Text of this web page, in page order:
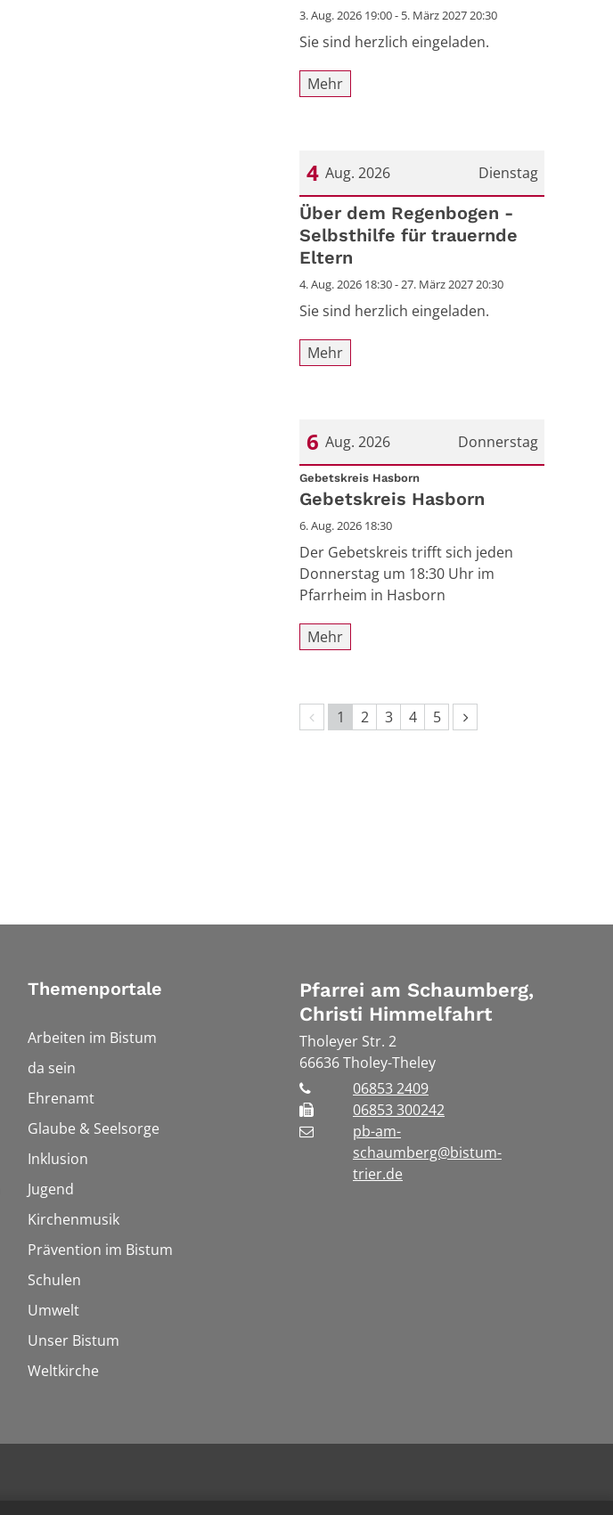
3. Aug. 2026 19:00 - 5. März 2027 20:30
Sie sind herzlich eingeladen.
Mehr
Dienstag
4 Aug. 2026
Datum: 4. August 2026
Über dem Regenbogen -
Selbsthilfe für trauernde
Eltern
4. Aug. 2026 18:30 - 27. März 2027 20:30
Sie sind herzlich eingeladen.
Mehr
Donnerstag
6 Aug. 2026
Datum: 6. August 2026
Gebetskreis Hasborn:
Gebetskreis Hasborn
6. Aug. 2026 18:30
Der Gebetskreis trifft sich jeden
Donnerstag um 18:30 Uhr im
Pfarrheim in Hasborn
Mehr
Vorherige Seite
1 2 3 4 5 Nächste Seite
Themenportale
Arbeiten im Bistum
da sein
Ehrenamt
Glaube & Seelsorge
Inklusion
Jugend
Kirchenmusik
Prävention im Bistum
Schulen
Umwelt
Unser Bistum
Weltkirche
Pfarrei am Schaumberg,
Christi Himmelfahrt
Tholeyer Str. 2
66636Tholey-Theley
06853 2409
06853 300242
pb-am-
schaumberg@bistum-
trier.de